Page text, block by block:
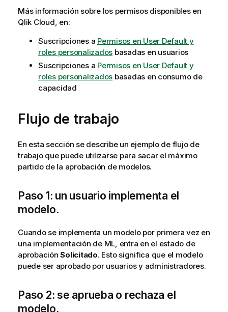
Más información sobre los permisos disponibles en
Qlik Cloud , en:
Suscripciones a Permisos en User Default y
roles personalizados basadas en usuarios
Suscripciones a Permisos en User Default y
roles personalizados basadas en consumo de
capacidad
Flujo de trabajo
En esta sección se describe un ejemplo de flujo de
trabajo que puede utilizarse para sacar el máximo
partido de la aprobación de modelos.
Paso 1: un usuario implementa el
modelo.
Cuando se implementa un modelo por primera vez en
una implementación de ML, entra en el estado de
aprobaciónSolicitado. Esto significa que el modelo
puede ser aprobado por usuarios y administradores.
Paso 2: se aprueba o rechaza el
modelo.